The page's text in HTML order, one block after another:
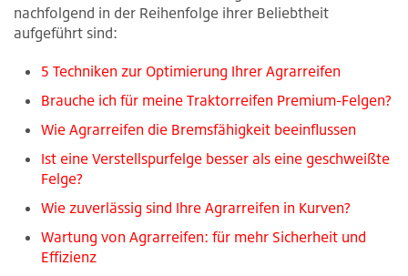
nachfolgend in der Reihenfolge ihrer Beliebtheit
aufgeführt sind:
5 Techniken zur Optimierung Ihrer Agrarreifen
Brauche ich für meine Traktorreifen Premium-Felgen?
Wie Agrarreifen die Bremsfähigkeit beeinflussen
Ist eine Verstellspurfelge besser als eine geschweißte
Felge?
Wie zuverlässig sind Ihre Agrarreifen in Kurven?
Wartung von Agrarreifen: für mehr Sicherheit und
Effizienz